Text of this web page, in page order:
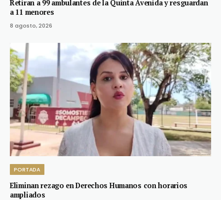
Retiran a 99 ambulantes de la Quinta Avenida y resguardan
a 11 menores
8 agosto, 2026
PORTADA
Eliminan rezago en Derechos Humanos con horarios
ampliados